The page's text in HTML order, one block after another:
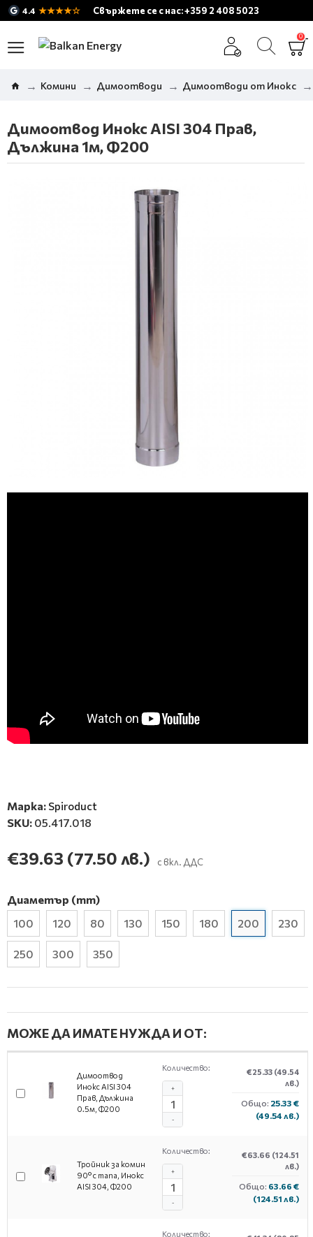
4.4 ★★★★☆ Свържете се с нас: +359 2 408 5023
0
Комини Димоотводи Димоотводи от Инокс
Димоотвод Инокс AISI 304 Прав,
Дължина 1м, Ф200
Марка: Spiroduct
SKU: 05.417.018
€39.63 (77.50 лв.) с вкл. ДДС
Диаметър (mm)
100
120 80 130 150 180 200 230
250 300 350
МОЖЕ ДА ИМАТЕ НУЖДА И ОТ:
Димоотвод
Инокс AISI 304
Прав, Дължина
0.5м, Ф200
Количество:
-
+
€25.33 (49.54
лв.)
Общо: 25.33 €
(49.54 лв.)
Тройник за комин
90° с тапа, Инокс
AISI 304, Ф200
Количество:
-
+
€63.66 (124.51
лв.)
Общо: 63.66 €
(124.51 лв.)
Количество: